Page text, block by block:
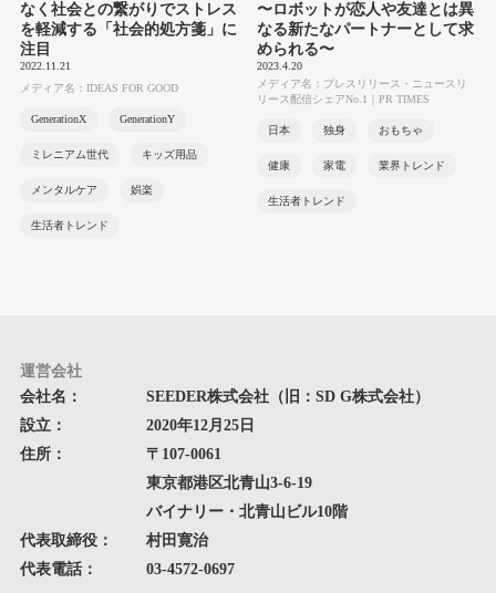
なく社会との繋がりでストレス
を軽減する「社会的処方箋」に
注目
2022.11.21
メディア名：IDEAS FOR GOOD
GenerationX GenerationY
ミレニアム世代 キッズ用品
メンタルケア 娯楽
生活者トレンド
〜ロボットが恋人や友達とは異
なる新たなパートナーとして求
められる〜
2023.4.20
メディア名：プレスリリース・ニュースリ
リース配信シェアNo.1｜PR TIMES
日本 独身 おもちゃ
健康 家電 業界トレンド
生活者トレンド
運営会社
会社名：
SEEDER株式会社（旧：SD G株式会社）
設立：
2020年12月25日
住所：
〒107-0061
東京都港区北青山3-6-19
バイナリー・北青山ビル10階
代表取締役：
村田寛治
代表電話：
03-4572-0697